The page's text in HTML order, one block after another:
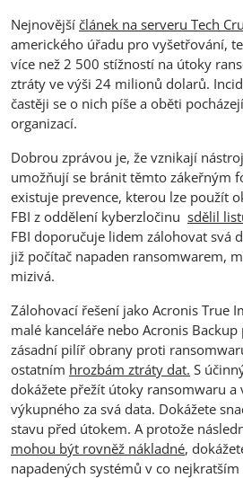
Nejnovější článek na serveru Tech
amerického úřadu pro vyšetřování,
více než 2 500 stížností na útoky
ztráty ve výši 24 milionů dolarů.
častěji se o nich píše a oběti
organizací.
Dobrou zprávou je, že vznikají
umožňují se bránit těmto zákeřným
existuje prevence, kterou lze použít
FBI z oddělení kyberzločinu sdělil
FBI doporučuje lidem zálohovat svá
již počítač napaden ransomwarem,
mizivá.
Zálohovací řešení jako Acronis True
malé kanceláře nebo Acronis
zásadní pilíř obrany proti
ostatním hrozbám ztráty dat. S
dokážete přežít útoky ransomwaru a
výkupného za svá data. Dokážete
stavu před útokem. A protože
mohou být rovněž nákladné,
napadených systémů v co nejkratším